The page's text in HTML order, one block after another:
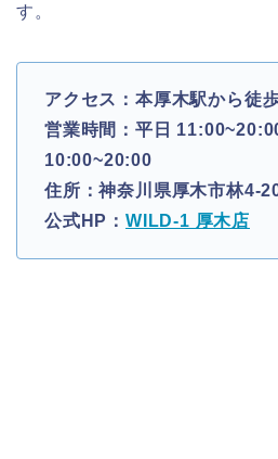
す。
アクセス：本厚木駅から徒
営業時間：平日
10:00~20:00
住所：神奈川県厚木市林4-
公式HP： WILD-1 厚木店